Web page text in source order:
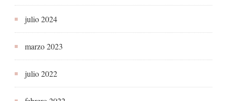
julio 2024
marzo 2023
julio 2022